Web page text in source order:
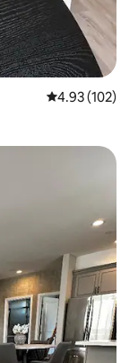
औसत रेटिंग 5 में से
4.93 (102)